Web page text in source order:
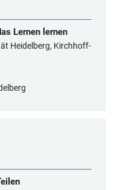
Lernen lernen
Heidelberg, Kirchhoff-